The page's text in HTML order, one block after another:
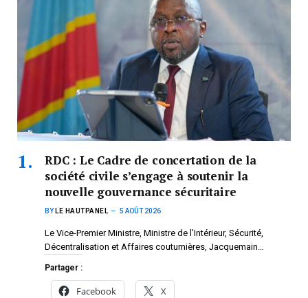
RDC : Le Cadre de concertation de la
société civile s’engage à soutenir la
nouvelle gouvernance sécuritaire
BY LE HAUTPANEL 5 AOÛT 2026
Le Vice-Premier Ministre, Ministre de l’Intérieur, Sécurité,
Décentralisation et Affaires coutumières, Jacquemain…
Partager :
Facebook X